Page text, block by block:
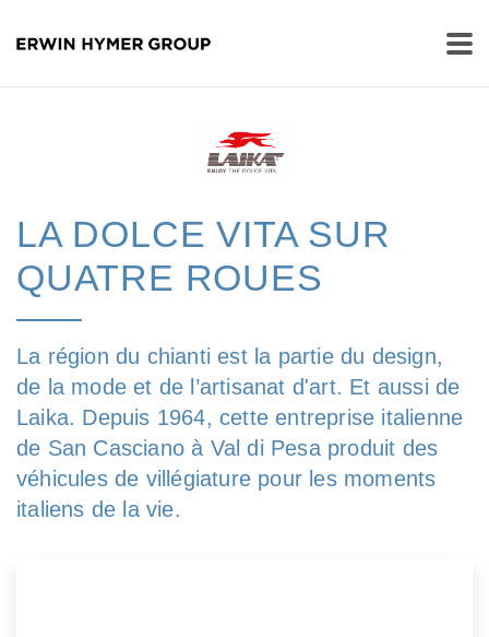
LA DOLCE VITA SUR
QUATRE ROUES
La région du chianti est la partie du design,
de la mode et de l’artisanat d'art. Et aussi de
Laika. Depuis 1964, cette entreprise italienne
de San Casciano à Val di Pesa produit des
véhicules de villégiature pour les moments
italiens de la vie.